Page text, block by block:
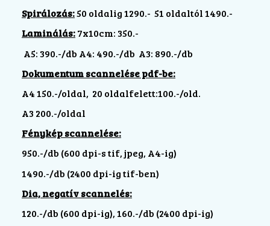
Spirálozás:50 oldalig 1290.- 51 oldaltól 1490.-
Laminálás:7x10cm: 350.-
A5: 390.-/db A4: 490.-/db A3: 890.-/db
Dokumentum scannelése pdf-be:
A4 150.-/oldal, 20 oldalfelett:100.-/old.
A3 200.-/oldal
Fénykép scannelése:
950.-/db (600 dpi-s tif, jpeg, A4-ig)
1490.-/db (2400 dpi-ig tif-ben)
Dia, negatív scannelés:
120.-/db (600 dpi-ig), 160.-/db (2400 dpi-ig)